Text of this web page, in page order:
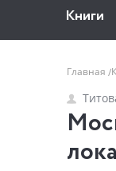
Книги
Главная